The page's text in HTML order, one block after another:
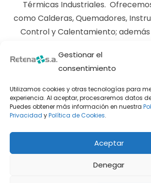
Gestionar el
consentimiento
Utilizamos cookies y otras tecnologías para
experiencia. Al aceptar, procesaremos datos
Puedes obtener más información en nuestra
Privacidad yPolítica de Cookies.
Aceptar
Denegar
Térmicas Industriales.
como Calderas, Quemadores,
Control y Calentamiento;
Servicios de Instalación y
enfocamos en la Eficiencia
Innovación del uso de
Alternativos para obtener
Huella de Carbono Cero
El Compromiso deRETENAS.A, es
Satisfacción al Cliente quien
Empresa de más de Cuarenta Años